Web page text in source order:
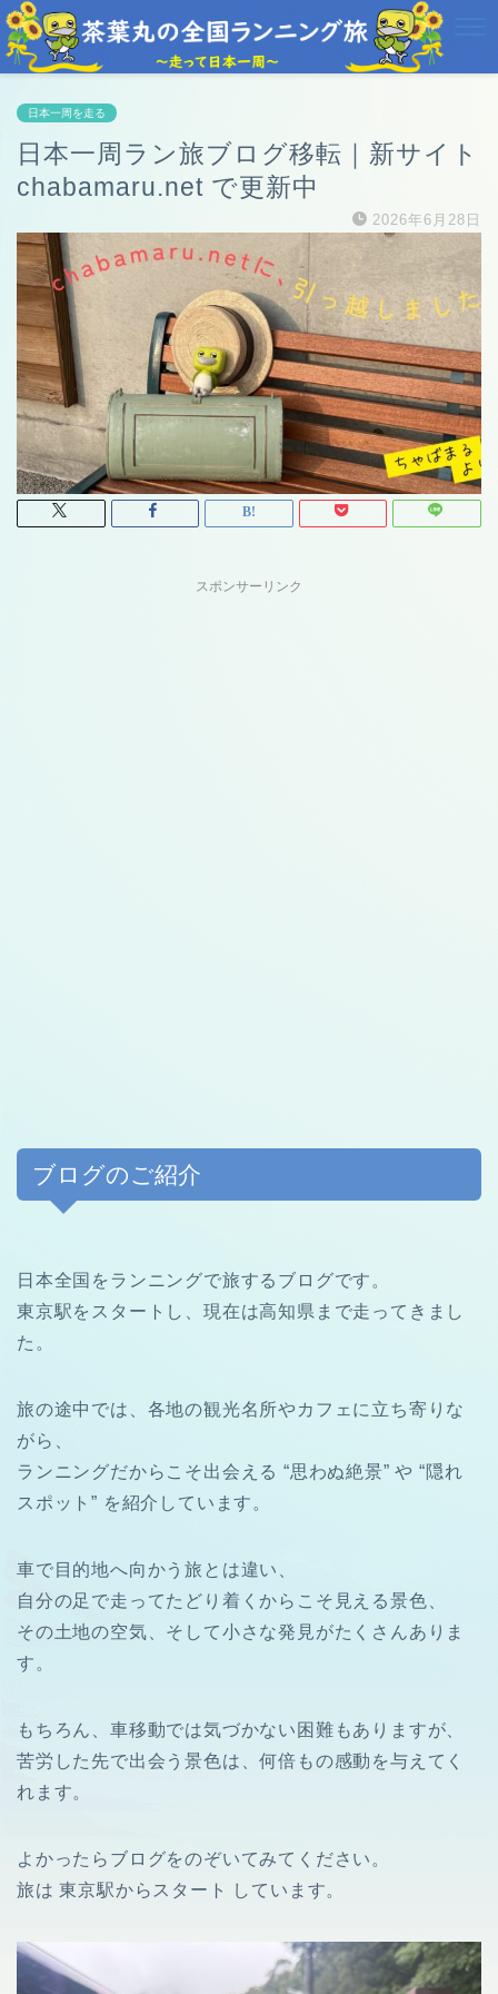
日本一周を走る
日本一周ラン旅ブログ移転｜新サイト
chabamaru.net で更新中
2026年6月28日
スポンサーリンク
ブログのご紹介
日本全国をランニングで旅するブログです。
東京駅をスタートし、現在は高知県まで走ってきまし
た。
旅の途中では、各地の観光名所やカフェに立ち寄りな
がら、
ランニングだからこそ出会える “思わぬ絶景” や “隠れ
スポット” を紹介しています。
車で目的地へ向かう旅とは違い、
自分の足で走ってたどり着くからこそ見える景色、
その土地の空気、そして小さな発見がたくさんありま
す。
もちろん、車移動では気づかない困難もありますが、
苦労した先で出会う景色は、何倍もの感動を与えてく
れます。
よかったらブログをのぞいてみてください。
旅は 東京駅からスタート しています。